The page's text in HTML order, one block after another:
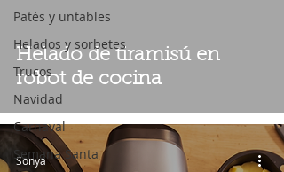
Patés y untables
Helados y sorbetes
Trucos
Navidad
Carnaval
Semana Santa
Helado de tiramisú en
robot de cocina
Sonya